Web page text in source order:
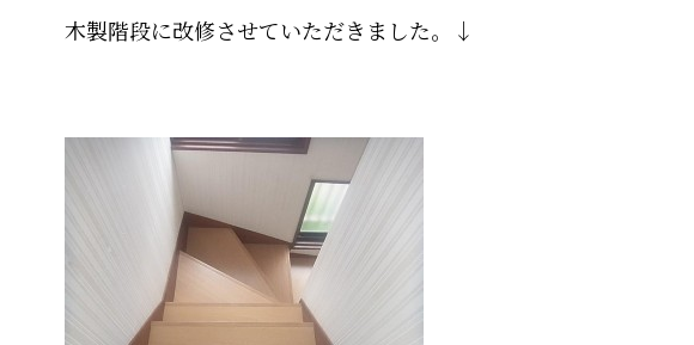
木製階段に改修させていただきました。↓